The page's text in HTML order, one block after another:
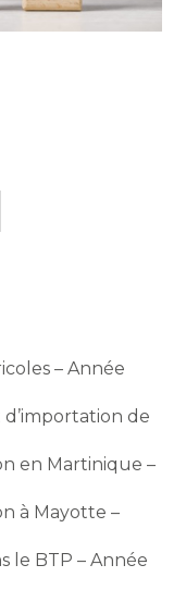
– Année
de
en Martinique –
à Mayotte –
le BTP – Année